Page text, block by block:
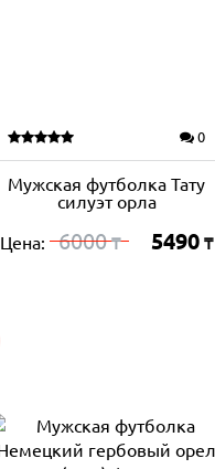
0
Мужская футболка Тату
силуэт орла
Цена: 6000₸ 5490 ₸